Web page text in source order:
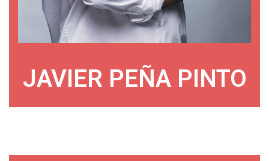
JAVIER PEÑA PINTO